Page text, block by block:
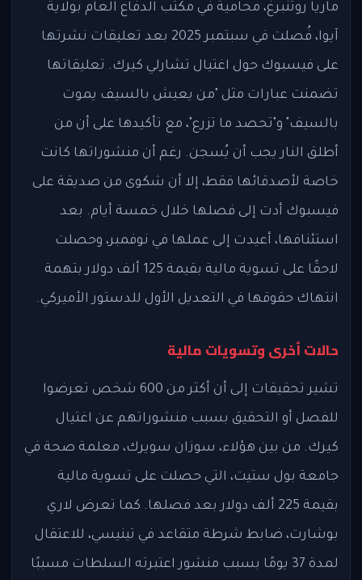
ماريا روتنبرغ، محامية في مكتب الدفاع العام بولاية
آيوا، فُصلت في سبتمبر 2025 بعد تعليقات نشرتها
على فيسبوك حول اغتيال تشارلي كيرك. تعليقاتها
تضمنت عبارات مثل "من يعيش بالسيف يموت
بالسيف" و"تحصد ما تزرع"، مع تأكيدها على أن من
أطلق النار يجب أن يُسجن. رغم أن منشوراتها كانت
خاصة لأصدقائها فقط، إلا أن شكوى من صديقة على
فيسبوك أدت إلى فصلها خلال خمسة أيام. بعد
استئنافها، أعيدت إلى عملها في نوفمبر، وحصلت
لاحقًا على تسوية مالية بقيمة 125 ألف دولار بتهمة
انتهاك حقوقها في التعديل الأول للدستور الأميركي.
حالات أخرى وتسويات مالية
تشير تحقيقات إلى أن أكثر من 600 شخص تعرضوا
للفصل أو التحقيق بسبب منشوراتهم عن اغتيال
كيرك. من بين هؤلاء، سوزان سويرك، معلمة صحة في
جامعة بول ستيت، التي حصلت على تسوية مالية
بقيمة 225 ألف دولار بعد فصلها. كما تعرض لاري
بوشارت، ضابط شرطة متقاعد في تينيسي، للاعتقال
لمدة 37 يومًا بسبب منشور اعتبرته السلطات مسببًا